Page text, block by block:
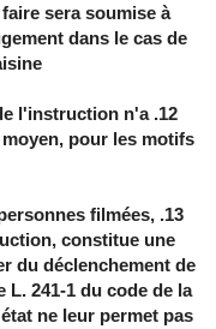
sera soumise à
dans le cas de
de l'instruction n'a
pour les motifs
personnes filmées,
constitue une
du déclenchement de
241-1 du code de la
ne leur permet pas